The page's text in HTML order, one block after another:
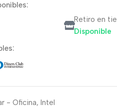
Retiro en
Disponible
- Oficina, Intel